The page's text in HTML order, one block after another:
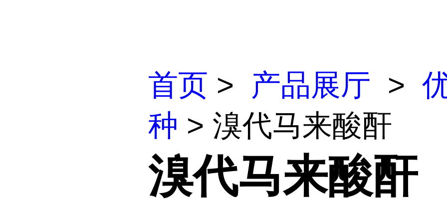
首页 > 产品展厅 >
种 > 溴代马来酸酐
溴代马来酸酐